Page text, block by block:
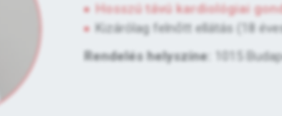
Hosszú távú kardiológiai
Kizárólag felnőtt ellátás (18
Rendelés helyszíne:
1015